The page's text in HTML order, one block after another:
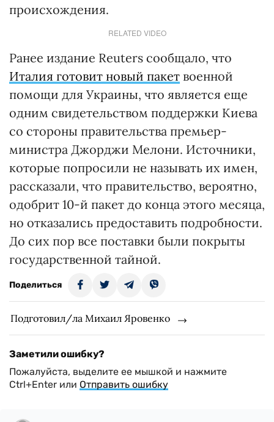
происхождения.
RELATED VIDEO
Ранее издание Reuters сообщало, что
Италия готовит новый пакет военной
помощи для Украины, что является еще
одним свидетельством поддержки Киева
со стороны правительства премьер-
министра Джорджи Мелони. Источники,
которые попросили не называть их имен,
рассказали, что правительство, вероятно,
одобрит 10-й пакет до конца этого месяца,
но отказались предоставить подробности.
До сих пор все поставки были покрыты
государственной тайной.
Поделиться
Подготовил/ла Михаил Яровенко
Заметили ошибку?
Пожалуйста, выделите ее мышкой и нажмите
Ctrl+Enter или Отправить ошибку